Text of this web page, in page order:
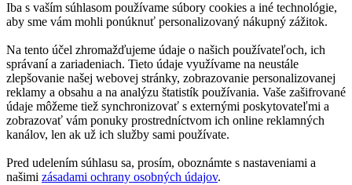
Iba s vaším súhlasom používame súbory cookies a iné technológie,
aby sme vám mohli ponúknuť personalizovaný nákupný zážitok.
Na tento účel zhromažďujeme údaje o našich používateľoch, ich
správaní a zariadeniach. Tieto údaje využívame na neustále
zlepšovanie našej webovej stránky, zobrazovanie personalizovanej
reklamy a obsahu a na analýzu štatistík používania. Vaše zašifrované
údaje môžeme tiež synchronizovať s externými poskytovateľmi a
zobrazovať vám ponuky prostredníctvom ich online reklamných
kanálov, len ak už ich služby sami používate.
Pred udelením súhlasu sa, prosím, oboznámte s nastaveniami a
našimi zásadami ochrany osobných údajov.